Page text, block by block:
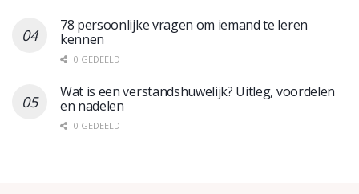
78 persoonlijke vragen om iemand te leren
kennen
0 GEDEELD
Wat is een verstandshuwelijk? Uitleg, voordelen
en nadelen
0 GEDEELD